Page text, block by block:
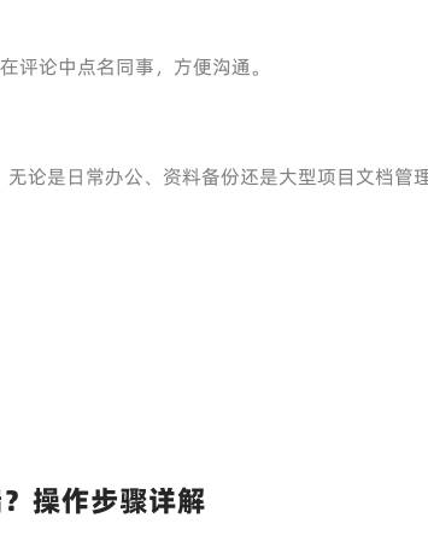
评论中点名同事，方便沟通。
论是日常办公、资料备份还是大型项目文档管
操作步骤详解